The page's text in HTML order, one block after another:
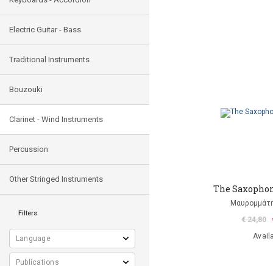
Electric Guitar - Bass
Traditional Instruments
Bouzouki
Clarinet - Wind Instruments
Percussion
Other Stringed Instruments
Filters
The
€ 24,80